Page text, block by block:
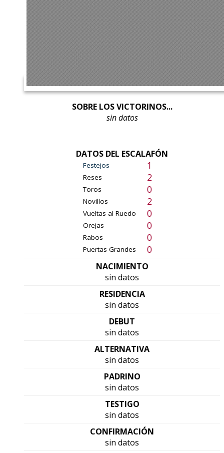
SOBRE LOS VICTORINOS...
sin datos
DATOS DEL ESCALAFÓN
Festejos 1
Reses 2
Toros 0
Novillos 2
Vueltas al Ruedo 0
Orejas 0
Rabos 0
Puertas Grandes 0
NACIMIENTO
sin datos
RESIDENCIA
sin datos
DEBUT
sin datos
ALTERNATIVA
sin datos
PADRINO
sin datos
TESTIGO
sin datos
CONFIRMACIÓN
sin datos